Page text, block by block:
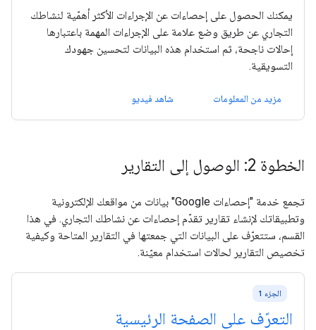
يمكنك الحصول على إحصاءات عن الإجراءات الأكثر أهمّية لنشاطك
التجاري عن طريق وضع علامة على الإجراءات المهمة باعتبارها
إحالات ناجحة، ثم استخدام هذه البيانات لتحسين جهودك
التسويقية.
مزيد من المعلومات شاهد فيديو
الخطوة 2: الوصول إلى التقارير
تجمع خدمة "إحصاءات Google" بيانات من مواقعك الإلكترونية
وتطبيقاتك لإنشاء تقارير تقدّم إحصاءات عن نشاطك التجاري. في هذا
القسم، ستتعرّف على البيانات التي جمعتها في التقارير المتاحة وكيفية
تخصيص التقارير لحالات استخدام معيّنة.
الجزء 1
التعرّف على الصفحة الرئيسية